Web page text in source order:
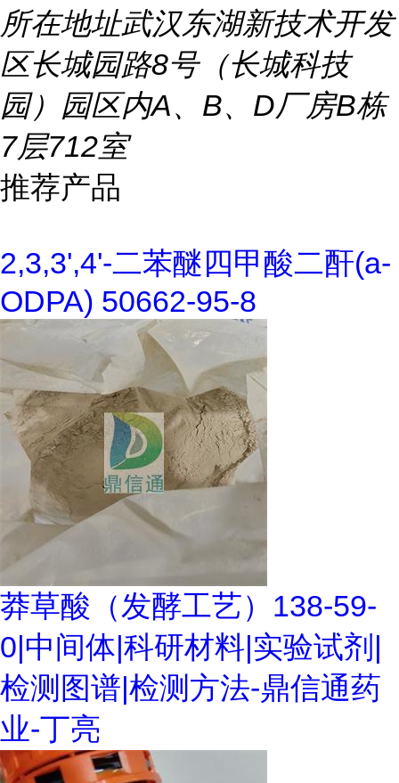
所在地址武汉东湖新技术开发
区长城园路8号（长城科技
园）园区内A、B、D厂房B栋
7层712室
推荐产品
2,3,3',4'-二苯醚四甲酸二酐(a-
ODPA) 50662-95-8
莽草酸（发酵工艺）138-59-
0|中间体|科研材料|实验试剂|
检测图谱|检测方法-鼎信通药
业-丁亮